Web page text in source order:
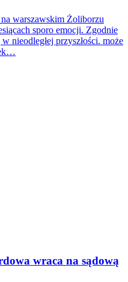
warszawskim Żoliborzu
sporo emocji. Zgodnie
nieodległej przyszłości. może
wraca na sądową